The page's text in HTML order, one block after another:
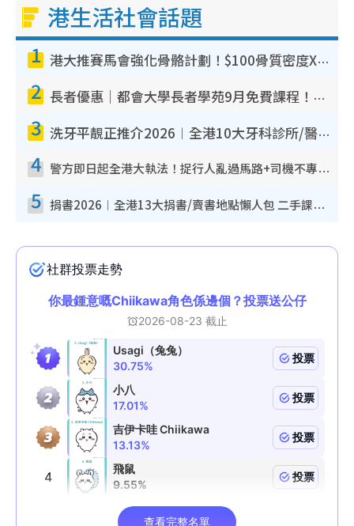
港生活社會話題
1 港大推賽馬會強化骨骼計劃！$100骨質密度X光檢查 完成免費運動訓練送超市禮券！附參加資格
2 長者優惠｜都會大學長者學苑9月免費課程！多媒體/微電影創作/網絡安全 附報名方法教學
3 洗牙平靚正推介2026︱全港10大牙科診所/醫院懶人包 夜診至8點/鎮靜潔牙/醫療券適用
4 警方即日起全港大執法！捉行人亂過馬路+司機不專注駕駛！亂過馬路罰$2000
5 捐書2026︱全港13大捐書/賣書地點懶人包 二手課本最高$150＋舊書換免費咖啡/戲票